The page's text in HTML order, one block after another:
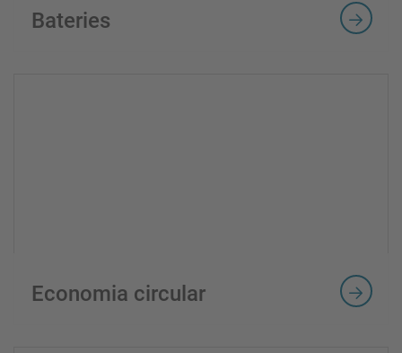
Bateries
Economia circular